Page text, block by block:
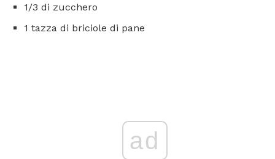
1/3 di zucchero
1 tazza di briciole di pane
ad